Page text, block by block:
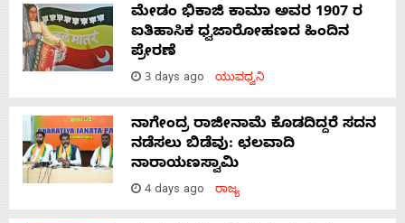
ಮೇಡಂ ಭಿಕಾಜಿ ಕಾಮಾ ಅವರ 1907 ರ
ಐತಿಹಾಸಿಕ ಧ್ವಜಾರೋಹಣದ ಹಿಂದಿನ
ಪ್ರೇರಣೆ
3 days ago ಯುವಧ್ವನಿ
ನಾಗೇಂದ್ರ ರಾಜೀನಾಮೆ ಕೊಡದಿದ್ದರೆ ಸದನ
ನಡೆಸಲು ಬಿಡೆವು: ಛಲವಾದಿ
ನಾರಾಯಣಸ್ವಾಮಿ
4 days ago ರಾಜ್ಯ